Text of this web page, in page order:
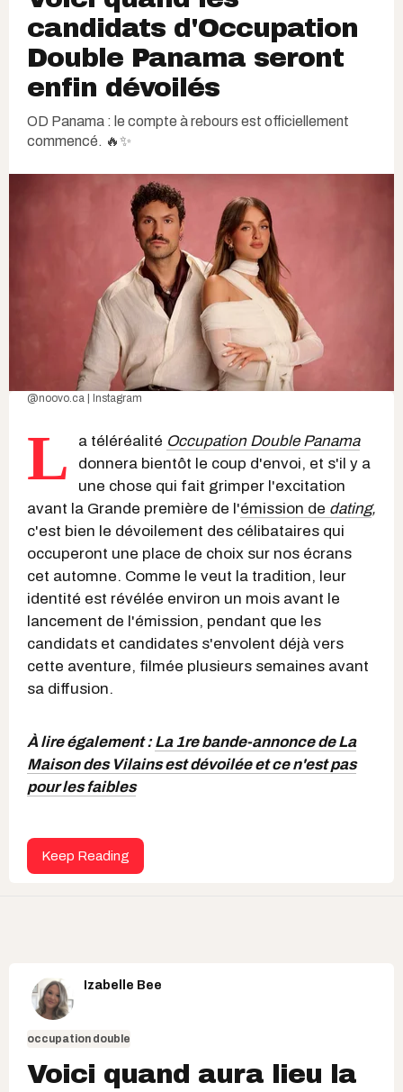
candidats d'Occupation
Double Panama seront
enfin dévoilés
OD Panama : le compte à rebours est officiellement
commencé. 🔥✨
@noovo.ca | Instagram
L a téléréalité Occupation Double Panama
donnera bientôt le coup d'envoi, et s'il y a
une chose qui fait grimper l'excitation
avant la Grande première de l'émission de dating,
c'est bien le dévoilement des célibataires qui
occuperont une place de choix sur nos écrans
cet automne. Comme le veut la tradition, leur
identité est révélée environ un mois avant le
lancement de l'émission, pendant que les
candidats et candidates s'envolent déjà vers
cette aventure, filmée plusieurs semaines avant
sa diffusion.
À lire également :La 1re bande-annonce de La
Maison des Vilains est dévoilée et ce n'est pas
pour les faibles
Keep Reading
Izabelle Bee
occupation double
Voici quand aura lieu la